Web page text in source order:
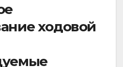
ходовой